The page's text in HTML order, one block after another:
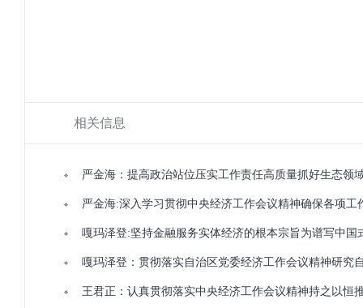
相关信息
严金海：提高政治站位压实工作责任高质量抓好生态领
严金海:深入学习贯彻中央经济工作会议精神确保各项工
嘎玛泽登:坚持金融服务实体经济的根本宗旨为谱写中国
嘎玛泽登：贯彻落实自治区党委经济工作会议精神研究